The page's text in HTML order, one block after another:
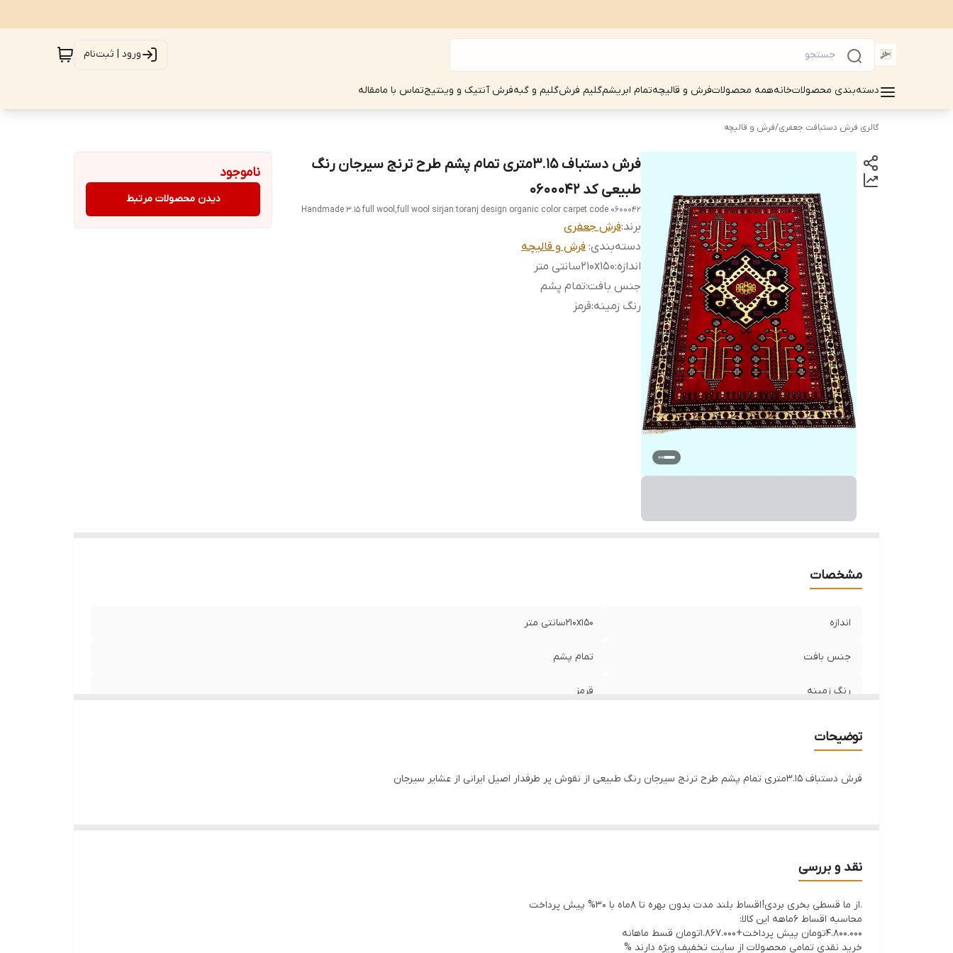
ورود | ثبت‌نام
دسته‌بندی محصولاتخانههمه محصولاتفرش و قالیچهتمام ابریشمگلیم فرشگلیم و گبهفرش آنتیک و وینتیجتماس با مامقاله
گالری فرش دستبافت جعفری/فرش و قالیچه
فرش دستباف 3.15متری تمام پشم طرح ترنج سیرجان رنگ
طبیعی کد 0600042
Handmade 3.15 full wool,full wool sirjan toranj design organic color carpet code 0600042
برند:فرش جعفری
دسته‌بندی: فرش و قالیچه
اندازه:210x150سانتی متر
جنس بافت:تمام پشم
رنگ زمینه:قرمز
ناموجود
دیدن محصولات مرتبط
مشخصات
اندازه 210x150سانتی متر
جنس بافت تمام پشم
رنگ زمینه قرمز
توضیحات
فرش دستباف 3.15متری تمام پشم طرح ترنج سیرجان رنگ طبیعی از نقوش پر طرفدار اصیل ایرانی از عشایر سیرجان
نقد و بررسی
.از ما قسطی بخری بردی! اقساط بلند مدت بدون بهره تا 8ماه با 30% پیش پرداخت
محاسبه اقساط 6ماهه این کالا:
4.800.000تومان پیش پرداخت+1.867.000تومان قسط ماهانه
خرید نقدی تمامی محصولات از سایت تخفیف ویژه دارند %